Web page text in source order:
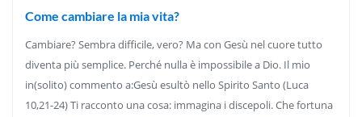
Come cambiare la mia vita?
Cambiare? Sembra difficile, vero? Ma con Gesù nel cuore tutto
diventa più semplice. Perché nulla è impossibile a Dio. Il mio
in(solito) commento a:Gesù esultò nello Spirito Santo (Luca
10,21-24) Ti racconto una cosa: immagina i discepoli. Che fortuna